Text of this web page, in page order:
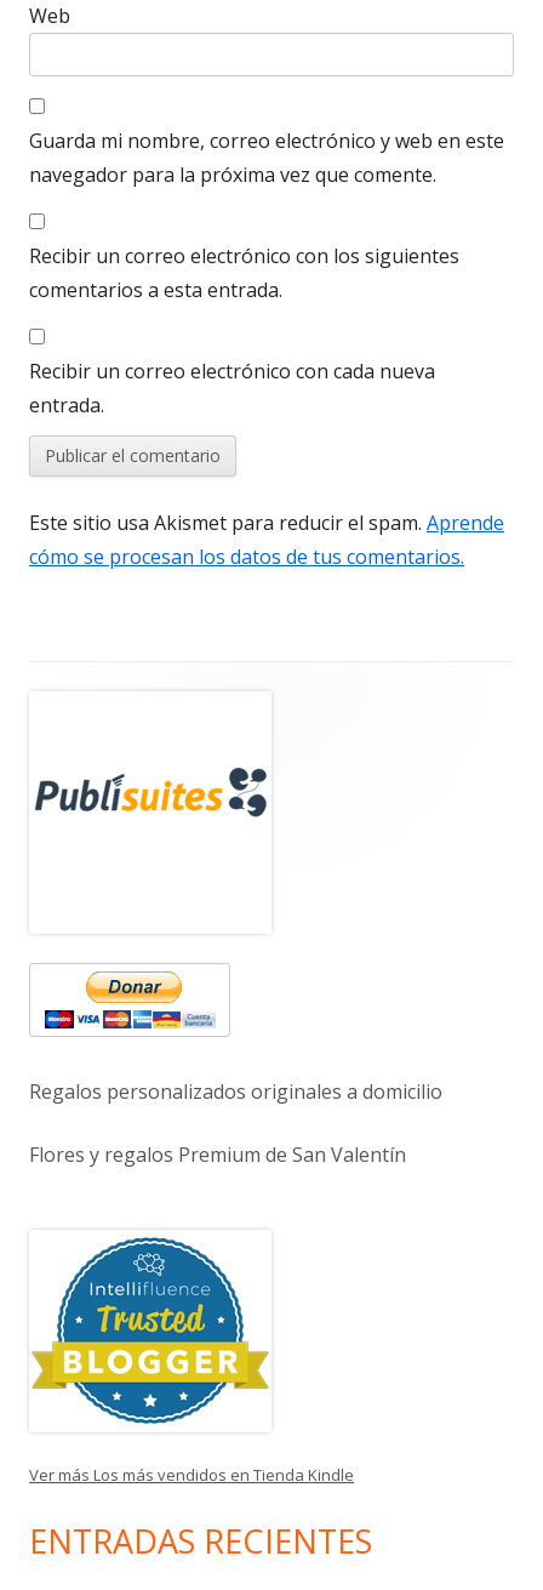
Web
Guarda mi nombre, correo electrónico y web en este
navegador para la próxima vez que comente.
Recibir un correo electrónico con los siguientes
comentarios a esta entrada.
Recibir un correo electrónico con cada nueva
entrada.
Este sitio usa Akismet para reducir el spam. Aprende
cómo se procesan los datos de tus comentarios.
lateral
principal
Regalos personalizados originales a domicilio
Flores y regalos Premium de San Valentín
Ver más Los más vendidos en Tienda Kindle
ENTRADAS RECIENTES